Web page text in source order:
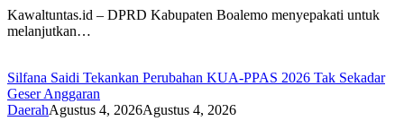
Kawaltuntas.id – DPRD Kabupaten Boalemo menyepakati untuk
melanjutkan…
Silfana Saidi Tekankan Perubahan KUA-PPAS 2026 Tak Sekadar
Geser Anggaran
DaerahAgustus 4, 2026Agustus 4, 2026